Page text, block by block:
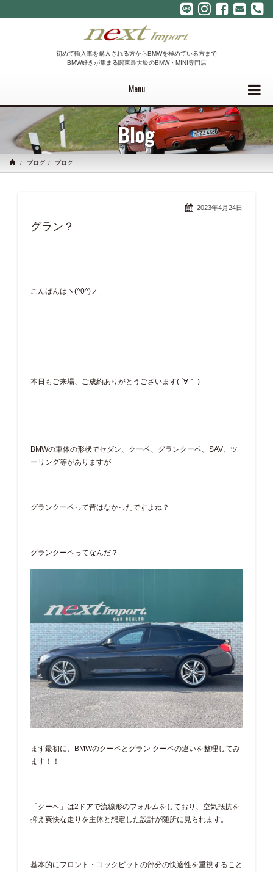
初めて輸入車を購入される方からBMWを極めている方まで
BMW好きが集まる関東最大級のBMW・MINI専門店
Menu
Blog
ブログ ブログ
2023年4月24日
グラン？
こんばんはヽ(^0^)ノ
本日もご来場、ご成約ありがとうございます( ´∀｀ )
BMWの車体の形状でセダン、クーペ、グランクーペ。SAV、ツ
ーリング等がありますが
グランクーペって昔はなかったですよね？
グランクーペってなんだ？
まず最初に、BMWのクーペとグラン クーペの違いを整理してみ
ます！！
「クーペ」は2ドアで流線形のフォルムをしており、空気抵抗を
抑え爽快な走りを主体と想定した設計が随所に見られます。
基本的にフロント・コックピットの部分の快適性を重視すること